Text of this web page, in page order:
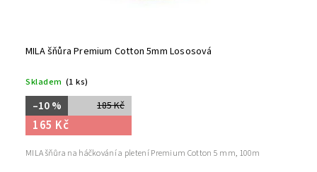
MILA šňůra Premium Cotton 5mm Lososová
Skladem (1 ks)
185 Kč
–10 %
165 Kč
MILA šňůra na háčkování a pletení Premium Cotton 5 mm, 100m